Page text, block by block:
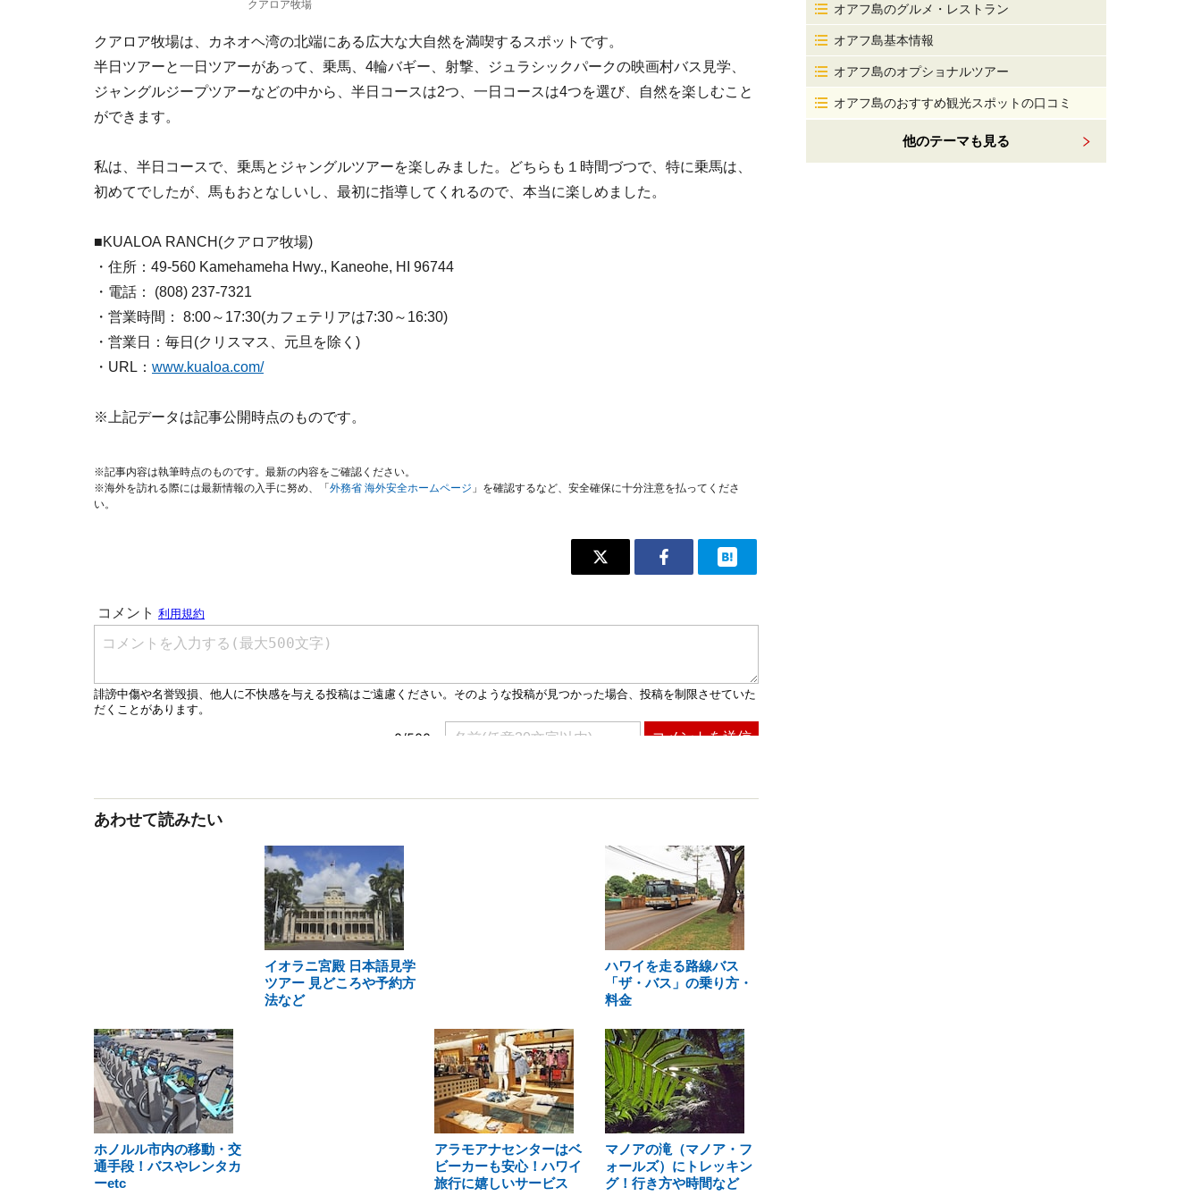
クアロア牧場
クアロア牧場は、カネオヘ湾の北端にある広大な大自然を満喫するスポットです。
半日ツアーと一日ツアーがあって、乗馬、4輪バギー、射撃、ジュラシックパークの映画村バス見学、
ジャングルジープツアーなどの中から、半日コースは2つ、一日コースは4つを選び、自然を楽しむこと
ができます。
私は、半日コースで、乗馬とジャングルツアーを楽しみました。どちらも１時間づつで、特に乗馬は、
初めてでしたが、馬もおとなしいし、最初に指導してくれるので、本当に楽しめました。
■KUALOA RANCH(クアロア牧場)
・住所：49-560 Kamehameha Hwy., Kaneohe, HI 96744
・電話： (808) 237-7321
・営業時間： 8:00～17:30(カフェテリアは7:30～16:30)
・営業日：毎日(クリスマス、元旦を除く)
・URL： www.kualoa.com/
※上記データは記事公開時点のものです。
※記事内容は執筆時点のものです。最新の内容をご確認ください。
※海外を訪れる際には最新情報の入手に努め、「 外務省 海外安全ホームページ 」を確認するなど、安全確保に十分注意を払ってくださ
い。
あわせて読みたい
イオラニ宮殿 日本語見学
ツアー 見どころや予約方
法など
ハワイを走る路線バス
「ザ・バス」の乗り方・
料金
ホノルル市内の移動・交
通手段！バスやレンタカ
ーetc
アラモアナセンターはベ
ビーカーも安心！ハワイ
旅行に嬉しいサービス
マノアの滝（マノア・フ
ォールズ）にトレッキン
グ！行き方や時間など
オアフ島のグルメ・レストラン
オアフ島基本情報
オアフ島のオプショナルツアー
オアフ島のおすすめ観光スポットの口コミ
他のテーマも見る